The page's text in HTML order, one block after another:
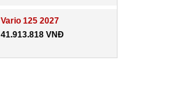
Vario 125 2027
41.913.818 VNĐ